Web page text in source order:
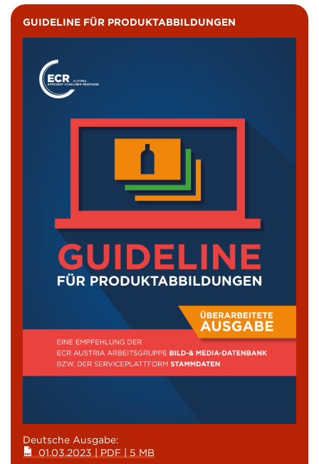
GUIDELINE FÜR PRODUKTABBILDUNGEN
Deutsche Ausgabe:
01.03.2023 | PDF | 5 MB